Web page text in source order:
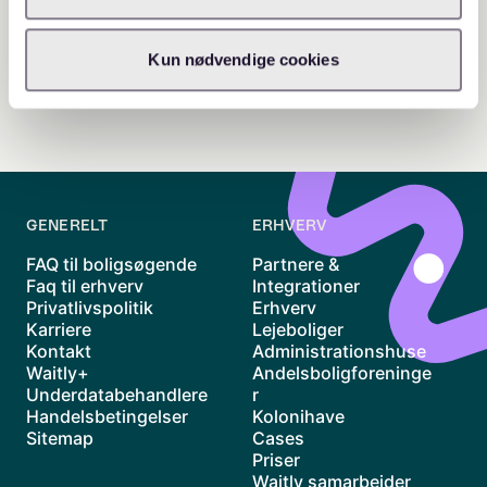
Kun nødvendige cookies
GENERELT
FAQ til boligsøgende
Faq til erhverv
Privatlivspolitik
Karriere
Kontakt
Waitly+
Underdatabehandlere
Handelsbetingelser
Sitemap
ERHVERV
Partnere &
Integrationer
Erhverv
Lejeboliger
Administrationshuse
Andelsboligforeninge
r
Kolonihave
Cases
Priser
Waitly samarbejder